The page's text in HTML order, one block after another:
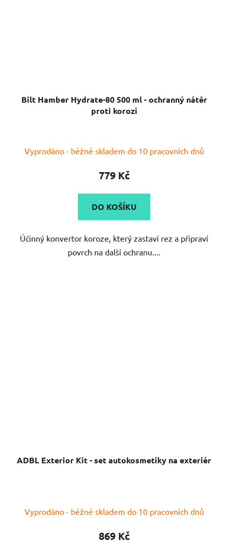
Bilt Hamber Hydrate-80 500 ml - ochranný nátěr
proti korozi
Vyprodáno - běžně skladem do 10 pracovních dnů
779 Kč
DO KOŠÍKU
Účinný konvertor koroze, který zastaví rez a připraví
povrch na další ochranu....
ADBL Exterior Kit - set autokosmetiky na exteriér
Vyprodáno - běžně skladem do 10 pracovních dnů
869 Kč